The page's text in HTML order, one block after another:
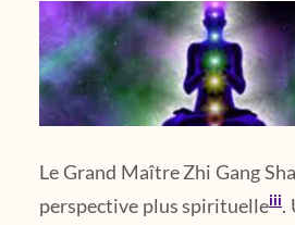
Le Grand Maître Zhi Gang
perspective plus spirituelleiii.